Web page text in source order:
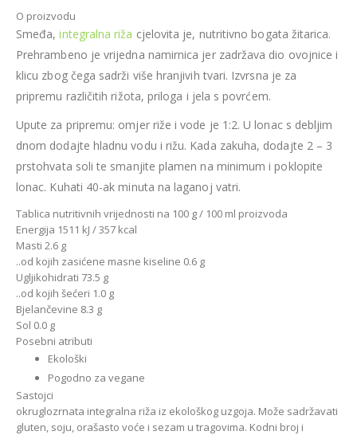
O proizvodu
Smeđa, integralna riža cjelovita je, nutritivno bogata žitarica.
Prehrambeno je vrijedna namirnica jer zadržava dio ovojnice i
klicu zbog čega sadrži više hranjivih tvari. Izvrsna je za
pripremu različitih rižota, priloga i jela s povrćem.
Upute za pripremu: omjer riže i vode je 1:2. U lonac s debljim
dnom dodajte hladnu vodu i rižu. Kada zakuha, dodajte 2 – 3
prstohvata soli te smanjite plamen na minimum i poklopite
lonac. Kuhati 40-ak minuta na laganoj vatri.
Tablica nutritivnih vrijednosti na 100 g / 100 ml proizvoda
Energija 1511 kJ / 357 kcal
Masti 2.6 g
..od kojih zasićene masne kiseline 0.6 g
Ugljikohidrati 73.5 g
..od kojih šećeri 1.0 g
Bjelančevine 8.3 g
Sol 0.0 g
Posebni atributi
Ekološki
Pogodno za vegane
Sastojci
okruglozrnata integralna riža iz ekološkog uzgoja. Može sadržavati
gluten, soju, orašasto voće i sezam u tragovima. Kodni broj i